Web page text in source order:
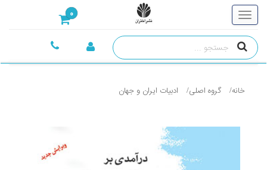
0
خانه گروه اصلی ادبيات ايران و جهان